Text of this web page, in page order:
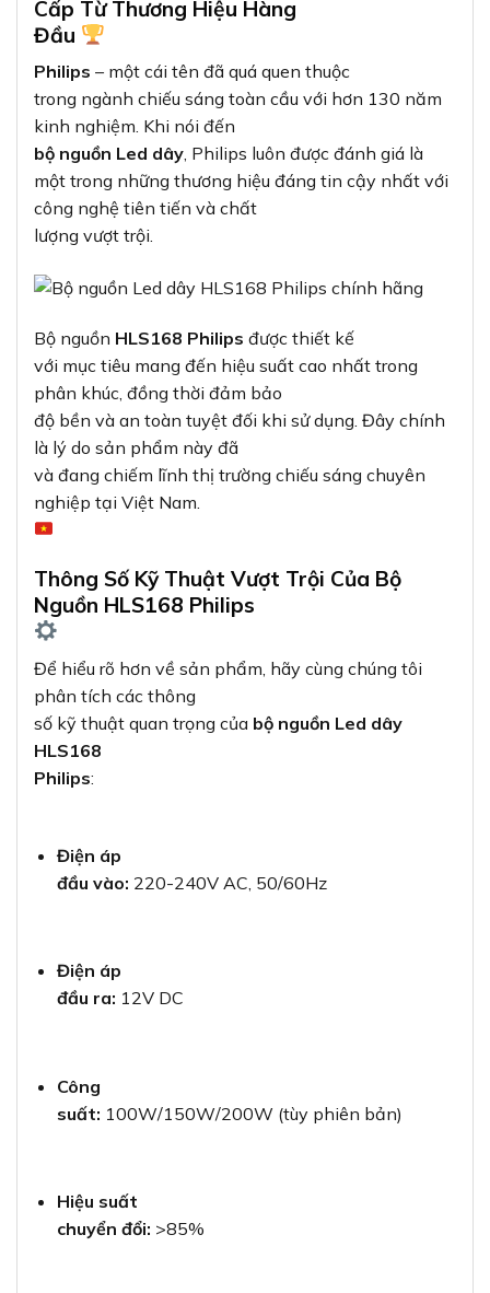
Cấp Từ Thương Hiệu Hàng
Đầu
Philips – một cái tên đã quá quen thuộc
trong ngành chiếu sáng toàn cầu với hơn 130 năm
kinh nghiệm. Khi nói đến
bộ nguồn Led dây, Philips luôn được đánh giá là
một trong những thương hiệu đáng tin cậy nhất với
công nghệ tiên tiến và chất
lượng vượt trội.
Bộ nguồn HLS168 Philips được thiết kế
với mục tiêu mang đến hiệu suất cao nhất trong
phân khúc, đồng thời đảm bảo
độ bền và an toàn tuyệt đối khi sử dụng. Đây chính
là lý do sản phẩm này đã
và đang chiếm lĩnh thị trường chiếu sáng chuyên
nghiệp tại Việt Nam.
Thông Số Kỹ Thuật Vượt Trội Của Bộ
Nguồn HLS168 Philips
Để hiểu rõ hơn về sản phẩm, hãy cùng chúng tôi
phân tích các thông
số kỹ thuật quan trọng của bộ nguồn Led dây
HLS168
Philips:
Điện áp
đầu vào: 220-240V AC, 50/60Hz
Điện áp
đầu ra: 12V DC
Công
suất: 100W/150W/200W (tùy phiên bản)
Hiệu suất
chuyển đổi: >85%